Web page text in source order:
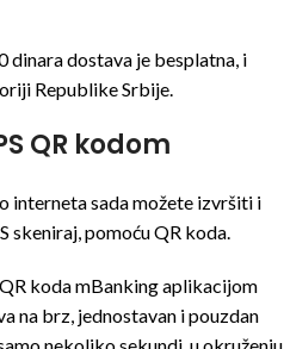
dinara dostava je besplatna, i
Republike Srbije.
QR kodom
interneta sada možete izvršiti i
skeniraj, pomoću QR koda.
koda mBanking aplikacijom
na brz, jednostavan i pouzdan